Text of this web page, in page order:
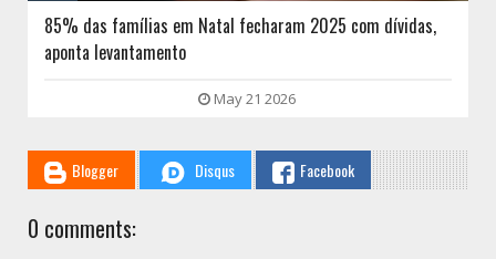
85% das famílias em Natal fecharam 2025 com dívidas,
aponta levantamento
May 21 2026
Blogger Disqus Facebook
0 comments: